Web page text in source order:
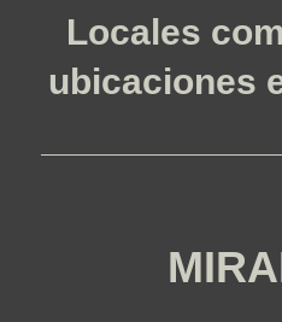
Locales
ubicaciones